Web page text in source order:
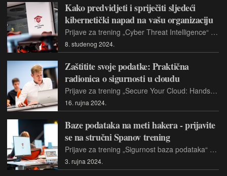
Kako predvidjeti i spriječiti sljedeći
kibernetički napad na vašu organizaciju
Prijave za trening „Cyber Threat Intelligence“ u Span Centru kibernetičke sigurnosti otvorene su do 23.studenoga 2024. Požurite rezervirati svoje mjesto jer je broj sudionika ograničen
8. studenog 2024.
Zaštitite svoje podatke: Praktična
radionica o sigurnosti u cloudu
Prijave za trening „Secure Your Cloud: Hands-On Workshop“ u Span Centru kibernetičke sigurnosti otvorene su do 5.listopada 2024. Požurite rezervirati svoje mjesto jer je broj sudionika ograničen
16. rujna 2024.
Baze podataka na meti hakera - prijavite
se na stručni Spanov trening
Prijave za trening „Sigurnost baza podataka“ u Span Centru kibernetičke sigurnosti otvorene su do 13. rujna 2024., stoga požurite rezervirati svoje mjesto jer je broj sudionika ograničen
3. rujna 2024.